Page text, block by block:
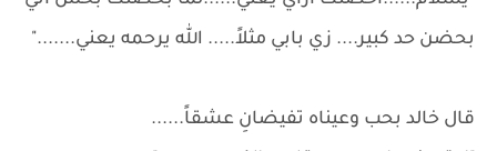
بحضن حد كبير.... زي بابي مثلاً..... الله يرحمه يعني......."
قال خالد بحب وعيناه تفيضانِ عشقاً......